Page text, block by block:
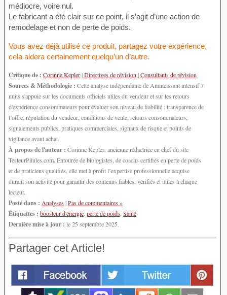
médiocre, voire nul.
Le fabricant a été clair sur ce point, il s’agit d’une action de
remodelage et non de perte de poids.
Vous avez déjà utilisé ce produit, partagez votre expérience,
cela aidera certainement quelqu’un d’autre.
Critique de : Corinne Kepler|Directives de révision|Consultants de révision
Sources & Méthodologie : Cette analyse indépendante de Amincissant intensif 7
nuits s'appuie sur les documents officiels utiles du vendeur et sur les retours
d'expérience consommateurs pour évaluer son niveau de fiabilité : transparence de
l’offre, réputation du vendeur, conditions de vente, retours consommateurs,
signalements publics, pratiques commerciales, signaux de risque et points de
vigilance avant achat.
À propos de l'auteur : Corinne Kepler, ancienne rédactrice en chef du site
TesteurPilules.com. Entourée de biologistes, de coachs certifiés en perte de poids
et de praticiens qualifiés, elle met à profit l’expertise professionnelle acquise
durant son activité pour garantir des contenus fiables, vérifiés et utiles à chaque
lecteur.
Posté dans : Analyses|Pas de commentaires »
Étiquettes : boosteur d'énergie perte de poids Santé
Dernière mise à jour : le 25 septembre 2025.
Partager cet Article!